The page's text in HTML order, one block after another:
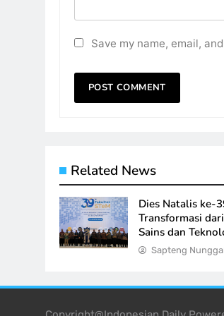
Save my name, email,
Related News
Dies Natalis ke-
Transformasi
Sains dan
Sapteng Nunggal